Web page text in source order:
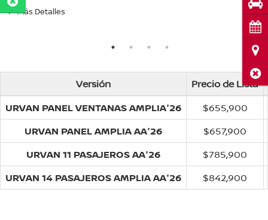
Más Detalles
Versión
Precio de Lista
URVAN PANEL VENTANAS AMPLIA'26
$655,900
URVAN PANEL AMPLIA AA'26
$657,900
URVAN 11 PASAJEROS AA'26
$785,900
URVAN 14 PASAJEROS AMPLIA AA'26
$842,900